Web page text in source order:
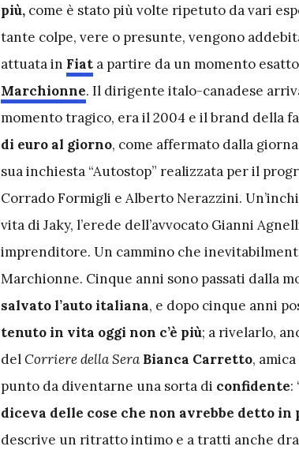
più, come è stato più volte ripetuto da vari
tante colpe, vere o presunte, vengono
attuata in Fiat a partire da un momento
Marchionne. Il dirigente italo-canadese
momento tragico, era il 2004 e il brand della
di euro al giorno, come affermato dalla
sua inchiesta “Autostop” realizzata per il
Corrado Formigli e Alberto Nerazzini.
vita di Jaky, l’erede dell’avvocato Gianni
imprenditore. Un cammino che
Marchionne. Cinque anni sono passati dalla
salvato l’auto italiana, e dopo cinque anni
tenuto in vita oggi non c’è più; a rivelarlo,
delCorriere della Sera Bianca Carretto,
punto da diventarne una sorta di confidente:
diceva delle cose che non avrebbe detto in
descrive un ritratto intimo e a tratti anche